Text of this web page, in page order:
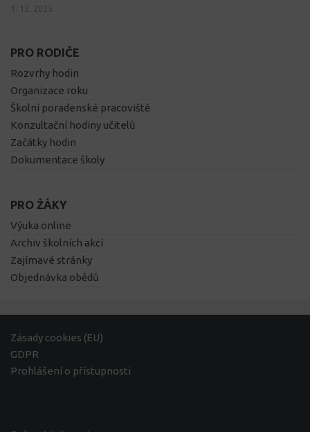
1. 12. 2025
PRO RODIČE
Rozvrhy hodin
Organizace roku
Školní poradenské pracoviště
Konzultační hodiny učitelů
Začátky hodin
Dokumentace školy
PRO ŽÁKY
Výuka online
Archiv školních akcí
Zajímavé stránky
Objednávka obědů
Zásady cookies (EU)
GDPR
Prohlášení o přístupnosti